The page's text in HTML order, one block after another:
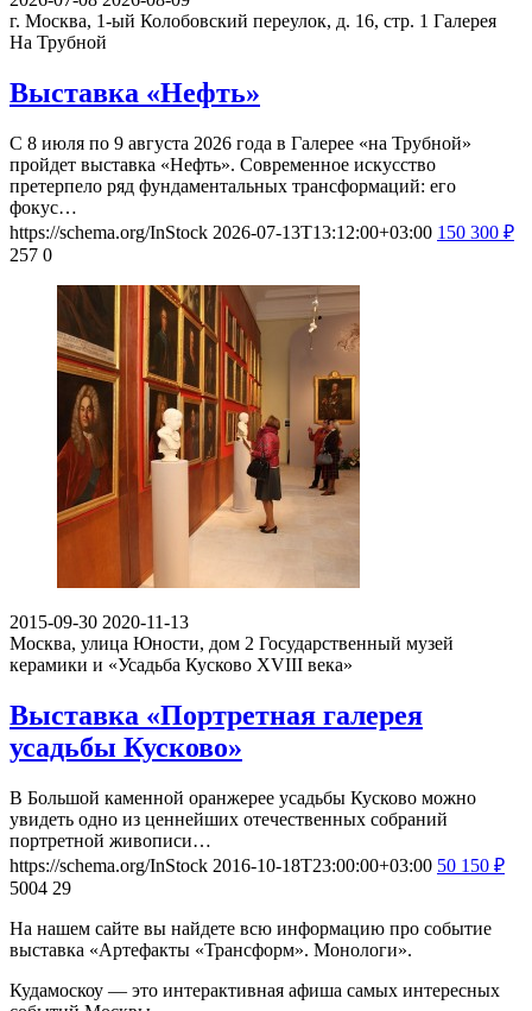
https://schema.org/InStock
2026-08-04T09:42:00+03:00 150
162 0
2026-07-08
2026-08-09
г. Москва, 1-ый Колобовский переулок, д. 16, стр. 1
На Трубной
Выставка «Нефть»
С 8 июля по 9 августа 2026 года в Галерее «на Трубной»
претерпело ряд фундаментальных трансформаций: его
https://schema.org/InStock
2026-07-13T13:12:00+03:00 150
257 0